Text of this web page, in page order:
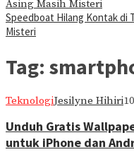
Speedboat Hilang Kontak di
Misteri
Tag:
TeknologiJesilyne Hihiri
Unduh Gratis
untuk iPhone dan